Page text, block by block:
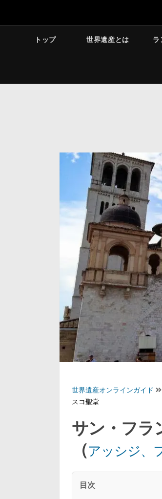
トップ 世界遺産とは ラ
世界遺産オンラインガイド
スコ聖堂
サン・フラ
（アッシジ、
目次